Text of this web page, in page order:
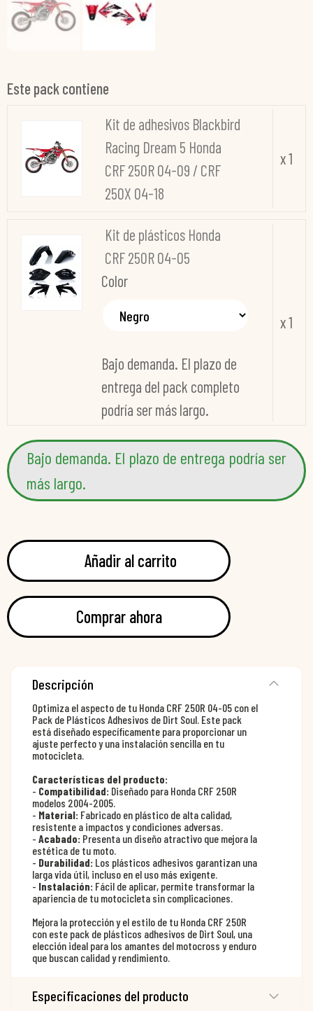
Este pack contiene
Kit de adhesivos Blackbird
Racing Dream 5 Honda
CRF 250R 04-09 / CRF
250X 04-18
x 1
Kit de plásticos Honda
CRF 250R 04-05
Color
Bajo demanda. El plazo de
entrega del pack completo
podría ser más largo.
x 1
Bajo demanda. El plazo de entrega podría ser
más largo.
Añadir al carrito
Comprar ahora
Descripción
Optimiza el aspecto de tu Honda CRF 250R 04-05 con el
Pack de Plásticos Adhesivos de Dirt Soul. Este pack
está diseñado específicamente para proporcionar un
ajuste perfecto y una instalación sencilla en tu
motocicleta.
Características del producto:
- Compatibilidad: Diseñado para Honda CRF 250R
modelos 2004-2005.
- Material: Fabricado en plástico de alta calidad,
resistente a impactos y condiciones adversas.
- Acabado: Presenta un diseño atractivo que mejora la
estética de tu moto.
- Durabilidad: Los plásticos adhesivos garantizan una
larga vida útil, incluso en el uso más exigente.
- Instalación: Fácil de aplicar, permite transformar la
apariencia de tu motocicleta sin complicaciones.
Mejora la protección y el estilo de tu Honda CRF 250R
con este pack de plásticos adhesivos de Dirt Soul, una
elección ideal para los amantes del motocross y enduro
que buscan calidad y rendimiento.
Especificaciones del producto